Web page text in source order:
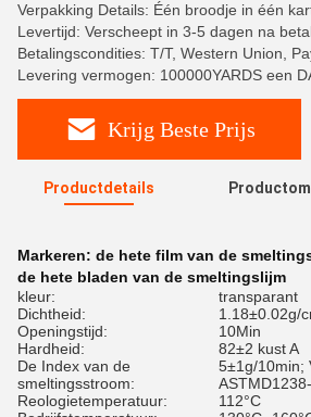
Verpakking Details: Één broodje in één
Levertijd: Verscheept in 3-5 dagen na
Betalingscondities: T/T, Western Union,
Levering vermogen: 100000YARDS een
Krijg Beste Prijs
Productdetails
Markeren: de hete film van de
de hete bladen van de smeltingslijm
kleur:
transparant
Dichtheid:
1.18±0.02g/
Openingstijd:
10Min
Hardheid:
82±2 kust A
De Index van de
smeltingsstroom:
5±1g/10min;
Reologietemperatuur:
112°C